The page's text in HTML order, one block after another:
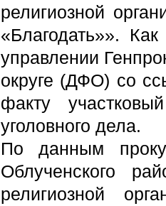
религиозной
«Благодать»».
управлении
округе (ДФО) со
факту
уголовного дела.
По данным
Облученского
религиозной